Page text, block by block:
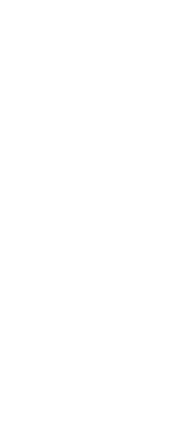
X175Gr cantidad